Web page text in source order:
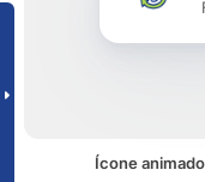
Ícone